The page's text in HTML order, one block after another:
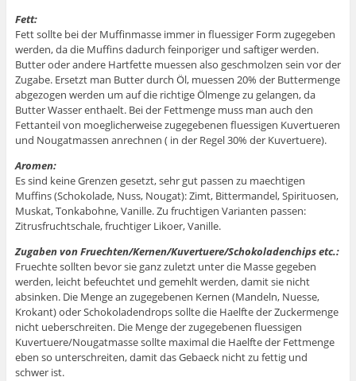
Fett:
Fett sollte bei der Muffinmasse immer in fluessiger Form zugegeben
werden, da die Muffins dadurch feinporiger und saftiger werden.
Butter oder andere Hartfette muessen also geschmolzen sein vor der
Zugabe. Ersetzt man Butter durch Öl, muessen 20% der Buttermenge
abgezogen werden um auf die richtige Ölmenge zu gelangen, da
Butter Wasser enthaelt. Bei der Fettmenge muss man auch den
Fettanteil von moeglicherweise zugegebenen fluessigen Kuvertueren
und Nougatmassen anrechnen ( in der Regel 30% der Kuvertuere).
Aromen:
Es sind keine Grenzen gesetzt, sehr gut passen zu maechtigen
Muffins (Schokolade, Nuss, Nougat): Zimt, Bittermandel, Spirituosen,
Muskat, Tonkabohne, Vanille. Zu fruchtigen Varianten passen:
Zitrusfruchtschale, fruchtiger Likoer, Vanille.
Zugaben von Fruechten/Kernen/Kuvertuere/Schokoladenchips etc.:
Fruechte sollten bevor sie ganz zuletzt unter die Masse gegeben
werden, leicht befeuchtet und gemehlt werden, damit sie nicht
absinken. Die Menge an zugegebenen Kernen (Mandeln, Nuesse,
Krokant) oder Schokoladendrops sollte die Haelfte der Zuckermenge
nicht ueberschreiten. Die Menge der zugegebenen fluessigen
Kuvertuere/Nougatmasse sollte maximal die Haelfte der Fettmenge
eben so unterschreiten, damit das Gebaeck nicht zu fettig und
schwer ist.